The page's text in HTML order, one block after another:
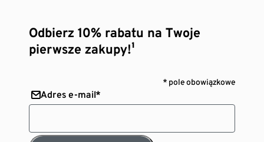
Odbierz 10% rabatu na Twoje
pierwsze zakupy!¹
* pole obowiązkowe
Adres e-mail*